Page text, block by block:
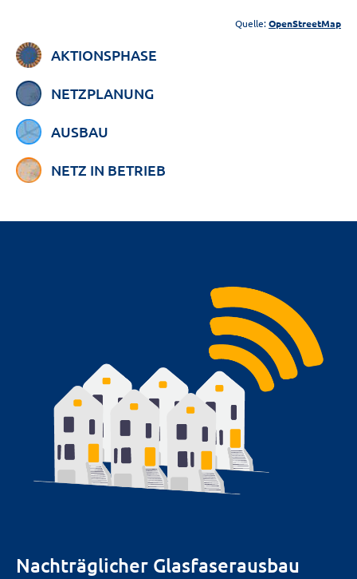
Quelle:OpenStreetMap
AKTIONSPHASE
NETZPLANUNG
AUSBAU
NETZ IN BETRIEB
Nachträglicher Glasfaserausbau